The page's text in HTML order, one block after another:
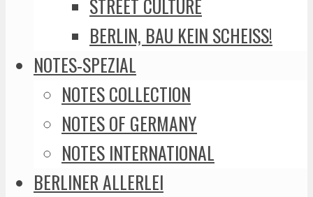
STREET CULTURE
BERLIN, BAU KEIN SCHEISS!
NOTES-SPEZIAL
NOTES COLLECTION
NOTES OF GERMANY
NOTES INTERNATIONAL
BERLINER ALLERLEI